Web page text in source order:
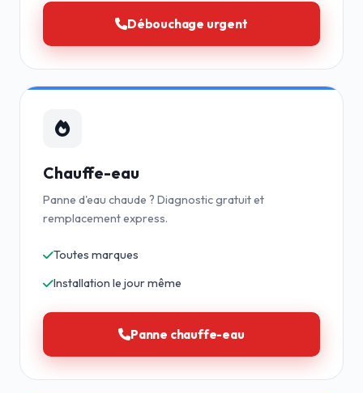
Débouchage urgent
Chauffe-eau
Panne d'eau chaude ? Diagnostic gratuit et
remplacement express.
Toutes marques
Installation le jour même
Panne chauffe-eau